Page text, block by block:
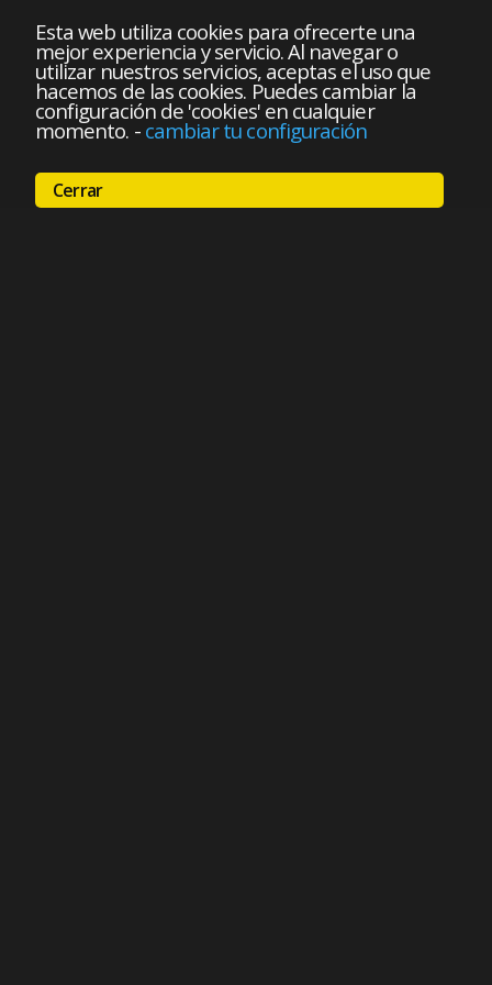
Esta web utiliza cookies para ofrecerte una
mejor experiencia y servicio. Al navegar o
utilizar nuestros servicios, aceptas el uso que
hacemos de las cookies. Puedes cambiar la
configuración de 'cookies' en cualquier
momento. - cambiar tu configuración
Cerrar